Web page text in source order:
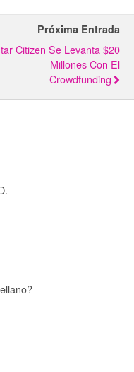
Próxima Entrada
Citizen Se Levanta $20
Millones Con El
Crowdfunding